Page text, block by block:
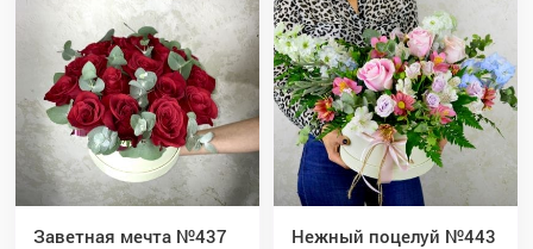
Заветная мечта №437 Нежный поцелуй №443